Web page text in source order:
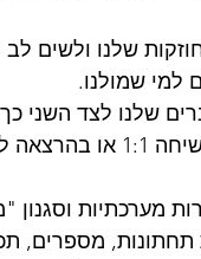
שלנו ולשים
למי שמולנו.
שלנו לצד השני כך
אלף איש.
מערכתיות וסגנון
תחתונות, מספרים,